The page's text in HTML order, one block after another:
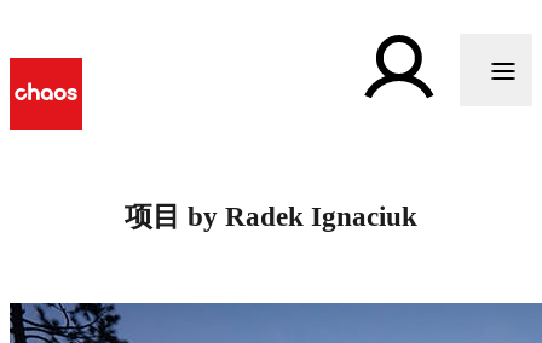
项目 by Radek Ignaciuk